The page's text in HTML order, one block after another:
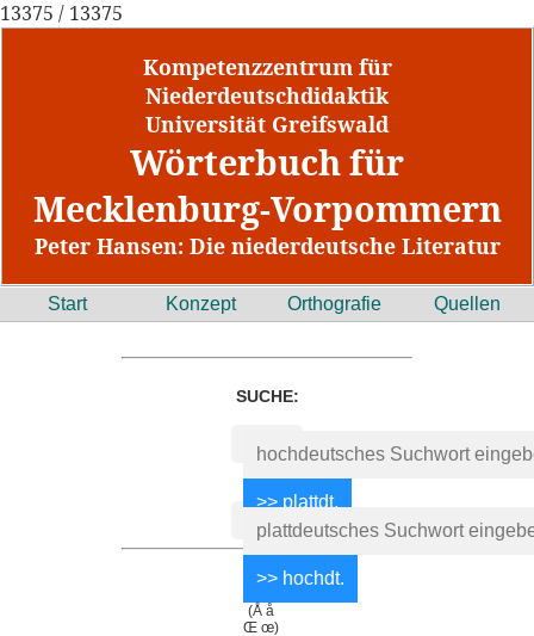
13375 / 13375
Kompetenzzentrum für
Niederdeutschdidaktik
Universität Greifswald
Wörterbuch für
Mecklenburg-Vorpommern
Peter Hansen: Die niederdeutsche Literatur
Start Konzept Orthografie Quellen
SUCHE:
(Å å
Œ œ)